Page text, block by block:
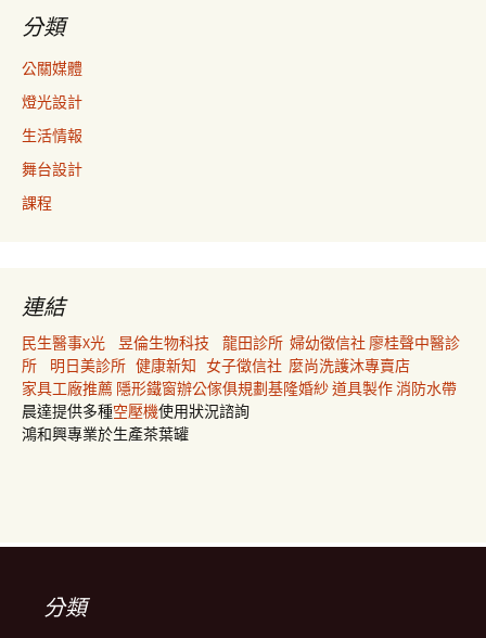
分類
公關媒體
燈光設計
生活情報
舞台設計
課程
連結
民生醫事X光 昱倫生物科技 龍田診所 婦幼徵信社 廖桂聲中醫診
所
明日美診所 健康新知 女子徵信社 麼尚洗護沐專賣店
家具工廠推薦 隱形鐵窗辦公傢俱規劃基隆婚紗道具製作消防水帶
晨達提供多種空壓機使用狀況諮詢
鴻和興專業於生產茶葉罐
分類